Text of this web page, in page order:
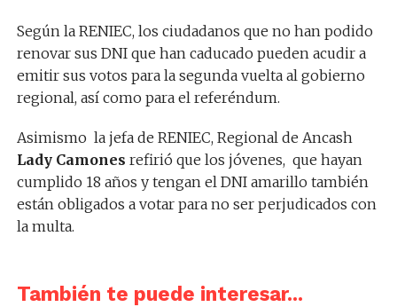
Según la RENIEC, los ciudadanos que no han podido
renovar sus DNI que han caducado pueden acudir a
emitir sus votos para la segunda vuelta al gobierno
regional, así como para el referéndum.
Asimismo la jefa de RENIEC, Regional de Ancash
Lady Camones refirió que los jóvenes, que hayan
cumplido 18 años y tengan el DNI amarillo también
están obligados a votar para no ser perjudicados con
la multa.
También te puede interesar...